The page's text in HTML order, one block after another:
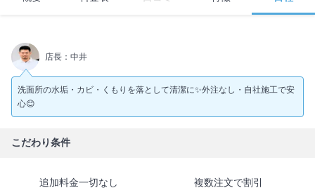
店長：中井
洗面所の水垢・カビ・くもりを落として清潔に✨外注なし・自社施工で安
心😊
こだわり条件
追加料金一切なし 複数注文で割引